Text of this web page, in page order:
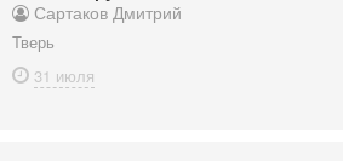
Сартаков Дмитрий
Тверь
31 июля